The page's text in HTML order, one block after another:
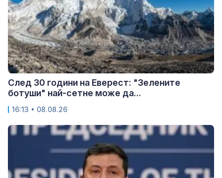
След 30 години на Еверест: "Зелените
ботуши" най-сетне може да...
16:13 • 08.08.26